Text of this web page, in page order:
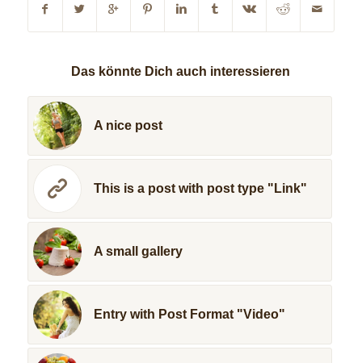
Das könnte Dich auch interessieren
A nice post
This is a post with post type "Link"
A small gallery
Entry with Post Format "Video"